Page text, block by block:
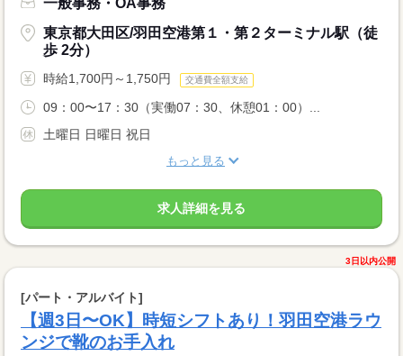
一般事務・OA事務
東京都大田区/羽田空港第１・第２ターミナル駅（徒
歩 2分）
時給1,700円～1,750円 交通費全額支給
09：00〜17：30（実働07：30、休憩01：00）...
土曜日 日曜日 祝日
もっと見る
求人詳細を見る
3日以内公開
[パート・アルバイト]
【週3日〜OK】時短シフトあり！羽田空港ラウ
ンジで靴のお手入れ